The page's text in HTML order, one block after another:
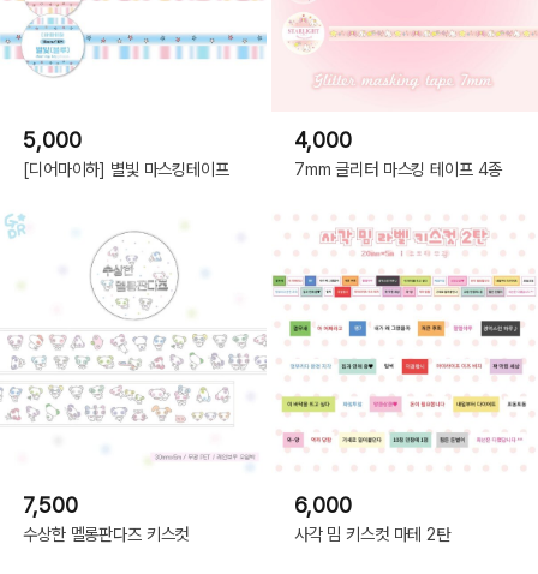
5,000
[디어마이하] 별빛 마스킹테이프
4,000
7mm 글리터 마스킹 테이프 4종
7,500
수상한 멜롱판다즈 키스컷
6,000
사각 밈 키스컷 마테 2탄